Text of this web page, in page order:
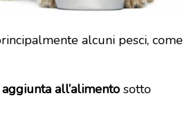
alcuni pesci, come
aggiunta all’alimento sotto